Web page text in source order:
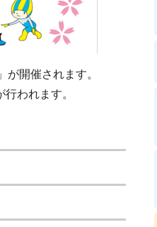
開催されます。
行われます。